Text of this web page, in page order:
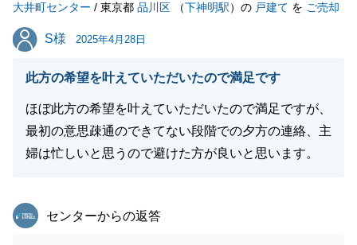
お母様の施設入居も含め、ご満足いただける形で完了
したことをとても嬉しく思います。
今後もお住まいの事でお困りな事やご相談されたい事
がございましたらお気軽にご連絡下さい。
大井町センター / 東京都 品川区 （下神明駅）の 戸建て を ご売却
S様
S様 2025年4月28日
此方の希望を叶えていただいたので満足です
ほぼ此方の希望を叶えていただいたので満足ですが、
最初の意思疎通のできてない段階での夕方の連絡、主
婦は忙しいと思うので避けた方が良いと思います。
東急リバブル
センターからの返答